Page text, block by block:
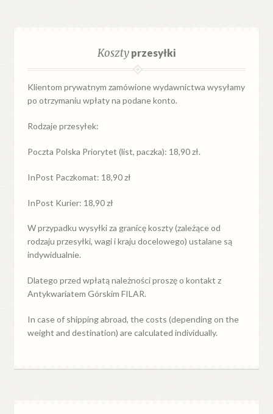
Kosztyprzesyłki
Klientom prywatnym zamówione wydawnictwa wysyłamy
po otrzymaniu wpłaty na podane konto.
Rodzaje przesyłek:
Poczta Polska Priorytet (list, paczka): 18,90 zł.
InPost Paczkomat: 18,90 zł
InPost Kurier: 18,90 zł
W przypadkuwysyłkiza granicękoszty (zależące od
rodzaju przesyłki, wagi i kraju docelowego) ustalane są
indywidualnie.
Dlatego przed wpłatą należności proszę o kontakt z
Antykwariatem Górskim FILAR.
In case of shipping abroad, the costs (depending on the
weight and destination) are calculated individually.